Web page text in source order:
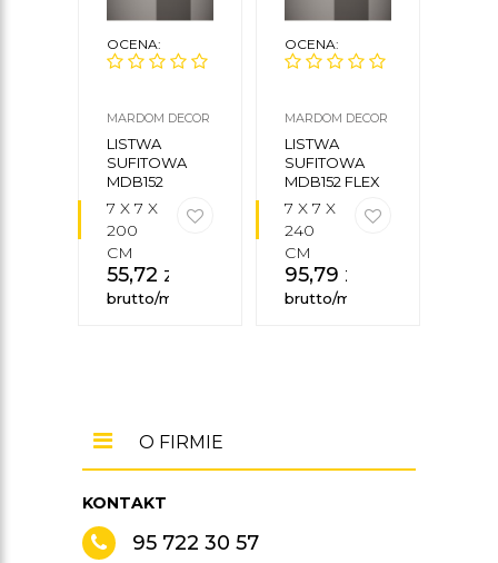
OCENA:
MARDOM DECOR
LISTWA
SUFITOWA
MDB152
MARDOM
DECOR
7 X 7 X
200
CM
55,72 zł
brutto/mb
OCENA:
MARDOM DECOR
LISTWA
SUFITOWA
MDB152 FLEX
MARDOM
DECOR
7 X 7 X
240
CM
95,79 zł
brutto/mb
KONTAKT
95 722 30 57
O FIRMIE